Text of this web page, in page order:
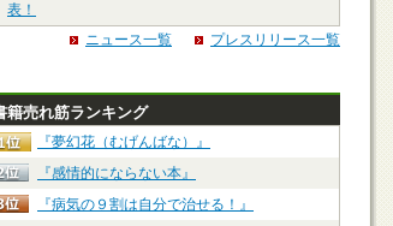
表！
ニュース一覧
プレスリリース一覧
籍売れ筋ランキング
『夢幻花（むげんばな）』
『感情的にならない本』
『病気の９割は自分で治せる！』